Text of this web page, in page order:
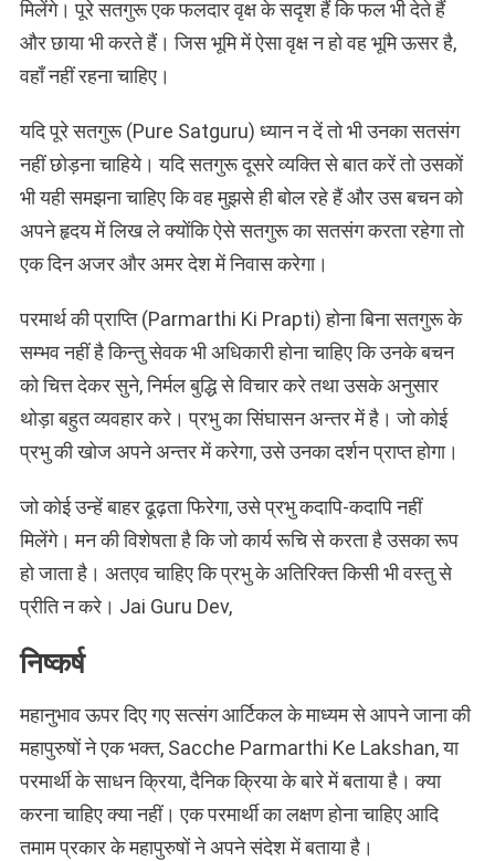
मिलेंगे। पूरे सतगुरू एक फलदार वृक्ष के सदृश हैं कि फल भी देते हैं
और छाया भी करते हैं। जिस भूमि में ऐसा वृक्ष न हो वह भूमि ऊसर है,
वहाँ नहीं रहना चाहिए।
यदि पूरे सतगुरू (Pure Satguru) ध्यान न दें तो भी उनका सतसंग
नहीं छोड़ना चाहिये। यदि सतगुरू दूसरे व्यक्ति से बात करें तो उसकों
भी यही समझना चाहिए कि वह मुझसे ही बोल रहे हैं और उस बचन को
अपने हृदय में लिख ले क्योंकि ऐसे सतगुरू का सतसंग करता रहेगा तो
एक दिन अजर और अमर देश में निवास करेगा।
परमार्थ की प्राप्ति (Parmarthi Ki Prapti) होना बिना सतगुरू के
सम्भव नहीं है किन्तु सेवक भी अधिकारी होना चाहिए कि उनके बचन
को चित्त देकर सुने, निर्मल बुद्धि से विचार करे तथा उसके अनुसार
थोड़ा बहुत व्यवहार करे। प्रभु का सिंघासन अन्तर में है। जो कोई
प्रभु की खोज अपने अन्तर में करेगा, उसे उनका दर्शन प्राप्त होगा।
जो कोई उन्हें बाहर ढूढ़ता फिरेगा, उसे प्रभु कदापि-कदापि नहीं
मिलेंगे। मन की विशेषता है कि जो कार्य रूचि से करता है उसका रूप
हो जाता है। अतएव चाहिए कि प्रभु के अतिरिक्त किसी भी वस्तु से
प्रीति न करे। Jai Guru Dev,
निष्कर्ष
महानुभाव ऊपर दिए गए सत्संग आर्टिकल के माध्यम से आपने जाना की
महापुरुषों ने एक भक्त, Sacche Parmarthi Ke Lakshan, या
परमार्थी के साधन क्रिया, दैनिक क्रिया के बारे में बताया है। क्या
करना चाहिए क्या नहीं। एक परमार्थी का लक्षण होना चाहिए आदि
तमाम प्रकार के महापुरुषों ने अपने संदेश में बताया है।